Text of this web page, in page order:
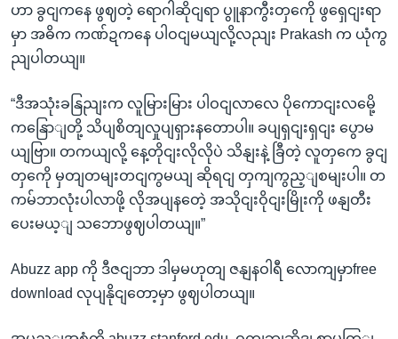
ဟာ ခွငျကနေ ဖွဈတဲ့ ရောဂါဆိုငျရာ ပွူနာကွီးတှကေို ဖွရှေငျးရာ
မှာ အဓိက ကဏ်ဍကနေ ပါဝငျမယျလို့လညျး Prakash က ယုံကွ
ညျပါတယျ။
“ဒီအသုံးခနြညျးက လူမြားမြား ပါဝငျလာလေ ပိုကောငျးလမေို့
ကနြောျတို့ သိပျစိတျလှုပျရှားနတောပါ။ ခပျရှငျးရှငျး ပွောမ
ယျဗြာ။ တကယျလို့ နေ့တိုငျးလိုလိုပဲ သိနျးနဲ့ ခြီတဲ့ လူတှကေ ခွငျ
တှကေို မှတျတမျးတငျကွမယျ ဆိုရငျ တှကျကွည့ျစမျးပါ။ တ
ကမ်ဘာလုံးပါလာဖို့ လိုအပျနတေဲ့ အသိုငျးဝိုငျးမြိုးကို ဖနျတီး
ပေးမယ့ျ သဘောဖွဈပါတယျ။”
Abuzz app ကို ဒီဇငျဘာ ဒါမှမဟုတျ ဇနျနဝါရီ လောကျမှာfree
download လုပျနိုငျတော့မှာ ဖွဈပါတယျ။